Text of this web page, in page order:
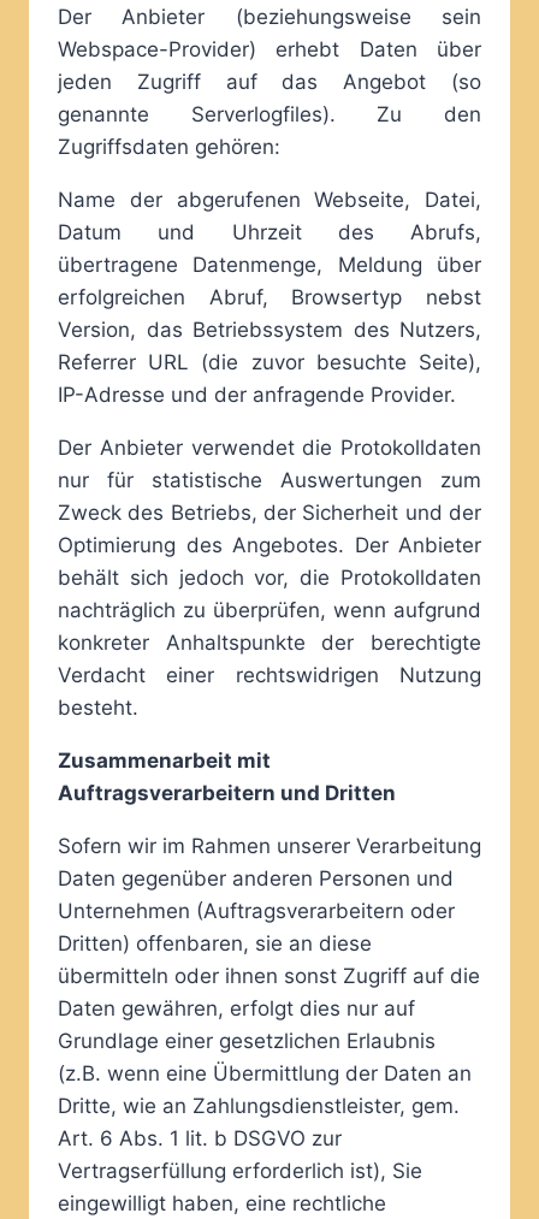
Der Anbieter (beziehungsweise sein
Webspace-Provider) erhebt Daten über
jeden Zugriff auf das Angebot (so
genannte Serverlogfiles). Zu den
Zugriffsdaten gehören:
Name der abgerufenen Webseite, Datei,
Datum und Uhrzeit des Abrufs,
übertragene Datenmenge, Meldung über
erfolgreichen Abruf, Browsertyp nebst
Version, das Betriebssystem des Nutzers,
Referrer URL (die zuvor besuchte Seite),
IP-Adresse und der anfragende Provider.
Der Anbieter verwendet die Protokolldaten
nur für statistische Auswertungen zum
Zweck des Betriebs, der Sicherheit und der
Optimierung des Angebotes. Der Anbieter
behält sich jedoch vor, die Protokolldaten
nachträglich zu überprüfen, wenn aufgrund
konkreter Anhaltspunkte der berechtigte
Verdacht einer rechtswidrigen Nutzung
besteht.
Zusammenarbeit mit
Auftragsverarbeitern und Dritten
Sofern wir im Rahmen unserer Verarbeitung
Daten gegenüber anderen Personen und
Unternehmen (Auftragsverarbeitern oder
Dritten) offenbaren, sie an diese
übermitteln oder ihnen sonst Zugriff auf die
Daten gewähren, erfolgt dies nur auf
Grundlage einer gesetzlichen Erlaubnis
(z.B. wenn eine Übermittlung der Daten an
Dritte, wie an Zahlungsdienstleister, gem.
Art. 6 Abs. 1 lit. b DSGVO zur
Vertragserfüllung erforderlich ist), Sie
eingewilligt haben, eine rechtliche